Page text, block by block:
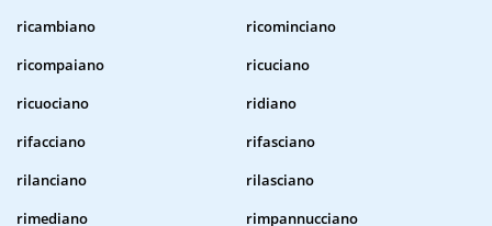
ricambiano
ricominciano
ricompaiano
ricuciano
ricuociano
ridiano
rifacciano
rifasciano
rilanciano
rilasciano
rimediano
rimpannucciano